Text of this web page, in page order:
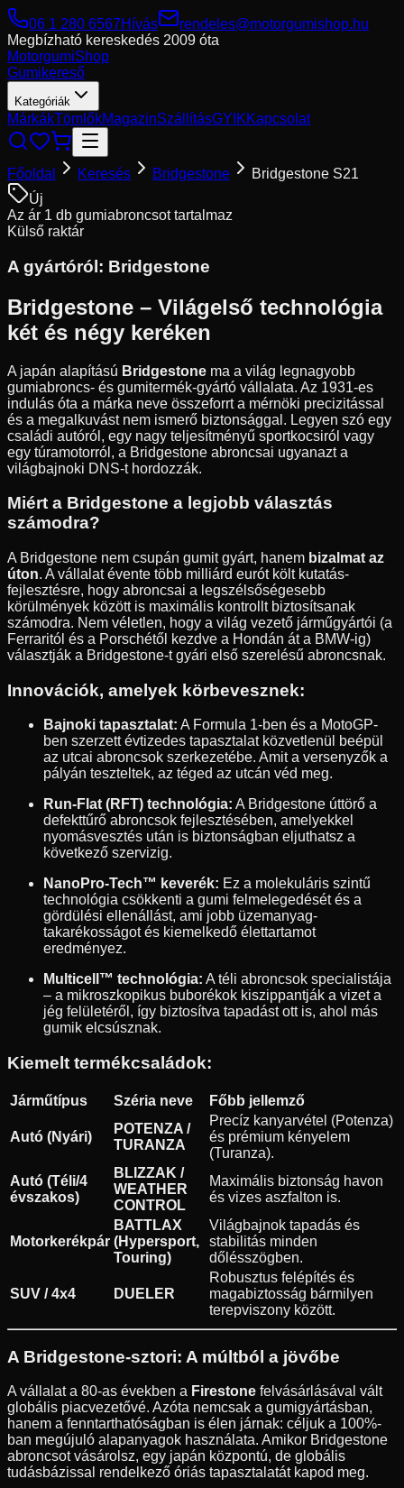
06 1 280 6567Hívás
rendeles@motorgumishop.hu
Megbízható kereskedés 2009 óta
MotorgumiShop
Gumikereső
Kategóriák
MárkákTömlőkMagazinSzállításGYIKKapcsolat
Főoldal Keresés Bridgestone
Bridgestone S21
Új
Az ár 1 db gumiabroncsot tartalmaz
Külső raktár
A gyártóról: Bridgestone
Bridgestone – Világelső technológia
két és négy keréken
A japán alapítású Bridgestone ma a világ legnagyobb
gumiabroncs- és gumitermék-gyártó vállalata. Az 1931-es
indulás óta a márka neve összeforrt a mérnöki precizitással
és a megalkuvást nem ismerő biztonsággal. Legyen szó egy
családi autóról, egy nagy teljesítményű sportkocsiról vagy
egy túramotorról, a Bridgestone abroncsai ugyanazt a
világbajnoki DNS-t hordozzák.
Miért a Bridgestone a legjobb választás
számodra?
A Bridgestone nem csupán gumit gyárt, hanem bizalmat az
úton. A vállalat évente több milliárd eurót költ kutatás-
fejlesztésre, hogy abroncsai a legszélsőségesebb
körülmények között is maximális kontrollt biztosítsanak
számodra. Nem véletlen, hogy a világ vezető járműgyártói (a
Ferraritól és a Porschétől kezdve a Hondán át a BMW-ig)
választják a Bridgestone-t gyári első szerelésű abroncsnak.
Innovációk, amelyek körbevesznek:
Bajnoki tapasztalat: A Formula 1-ben és a MotoGP-
ben szerzett évtizedes tapasztalat közvetlenül beépül
az utcai abroncsok szerkezetébe. Amit a versenyzők a
pályán teszteltek, az téged az utcán véd meg.
Run-Flat (RFT) technológia: A Bridgestone úttörő a
defekttűrő abroncsok fejlesztésében, amelyekkel
nyomásvesztés után is biztonságban eljuthatsz a
következő szervizig.
NanoPro-Tech™ keverék: Ez a molekuláris szintű
technológia csökkenti a gumi felmelegedését és a
gördülési ellenállást, ami jobb üzemanyag-
takarékosságot és kiemelkedő élettartamot
eredményez.
Multicell™ technológia: A téli abroncsok specialistája
– a mikroszkopikus buborékok kiszippantják a vizet a
jég felületéről, így biztosítva tapadást ott is, ahol más
gumik elcsúsznak.
Kiemelt termékcsaládok:
Járműtípus Széria neve Főbb jellemző
Autó (Nyári)
POTENZA /
TURANZA
Precíz kanyarvétel (Potenza)
és prémium kényelem
(Turanza).
Autó (Téli/4
évszakos)
BLIZZAK /
WEATHER
CONTROL
Maximális biztonság havon
és vizes aszfalton is.
Motorkerékpár
BATTLAX
(Hypersport,
Touring)
Világbajnok tapadás és
stabilitás minden
dőlésszögben.
SUV / 4x4 DUELER
Robusztus felépítés és
magabiztosság bármilyen
terepviszony között.
A Bridgestone-sztori: A múltból a jövőbe
A vállalat a 80-as években a Firestone felvásárlásával vált
globális piacvezetővé. Azóta nemcsak a gumigyártásban,
hanem a fenntarthatóságban is élen járnak: céljuk a 100%-
ban megújuló alapanyagok használata. Amikor Bridgestone
abroncsot vásárolsz, egy japán központú, de globális
tudásbázissal rendelkező óriás tapasztalatát kapod meg.